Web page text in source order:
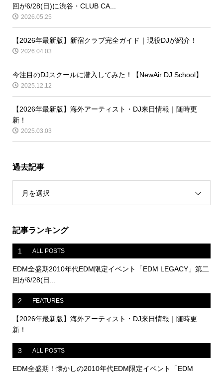
回が6/28(日)に渋谷・CLUB CA...
2026.05.25
【2026年最新版】新宿クラブ完全ガイド｜現役DJが紹介！
2026.04.03
今注目のDJスクールに潜入してみた！【NewAir DJ School】
2025.12.12
【2026年最新版】海外アーティスト・DJ来日情報｜随時更
新！
2025.03.03
過去記事
月を選択
記事ランキング
1 ALL POSTS
EDM全盛期2010年代EDM限定イベント「EDM LEGACY」第二
回が6/28(日...
2 FEATURES
【2026年最新版】海外アーティスト・DJ来日情報｜随時更
新！
3 ALL POSTS
EDM全盛期！懐かしの2010年代EDM限定イベント「EDM